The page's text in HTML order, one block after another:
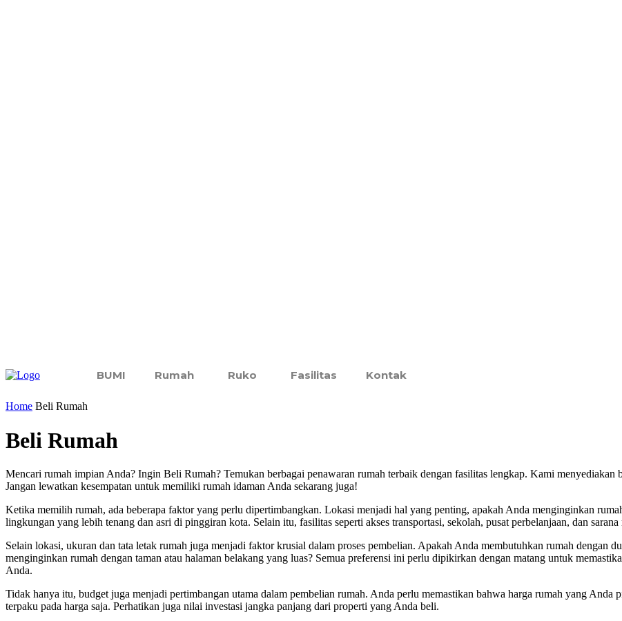
BUMI Rumah Ruko Fasilitas Kontak
Home Beli Rumah
Beli Rumah
Mencari rumah impian Anda? Ingin Beli Rumah? Temukan berbagai penawaran rumah terbaik dengan fasilitas lengkap. Kami menyediakan
Jangan lewatkan kesempatan untuk memiliki rumah idaman Anda sekarang juga!
Ketika memilih rumah, ada beberapa faktor yang perlu dipertimbangkan. Lokasi menjadi hal yang penting, apakah Anda menginginkan
lingkungan yang lebih tenang dan asri di pinggiran kota. Selain itu, fasilitas seperti akses transportasi, sekolah, pusat perbelanjaan, dan
Selain lokasi, ukuran dan tata letak rumah juga menjadi faktor krusial dalam proses pembelian. Apakah Anda membutuhkan rumah dengan
menginginkan rumah dengan taman atau halaman belakang yang luas? Semua preferensi ini perlu dipikirkan dengan matang untuk
Anda.
Tidak hanya itu, budget juga menjadi pertimbangan utama dalam pembelian rumah. Anda perlu memastikan bahwa harga rumah yang
terpaku pada harga saja. Perhatikan juga nilai investasi jangka panjang dari properti yang Anda beli.